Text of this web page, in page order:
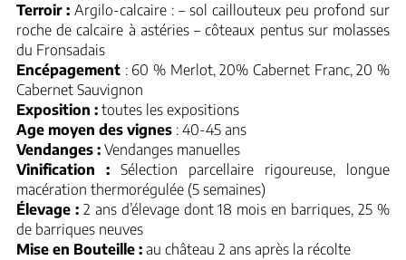
Terroir : Argilo-calcaire : – sol caillouteux peu profond sur
roche de calcaire à astéries – côteaux pentus sur molasses
du Fronsadais
Encépagement : 60 % Merlot, 20% Cabernet Franc, 20 %
Cabernet Sauvignon
Exposition : toutes les expositions
Age moyen des vignes: 40-45 ans
Vendanges :Vendanges manuelles
Vinification :Sélection parcellaire rigoureuse, longue
macération thermorégulée (5 semaines)
Élevage :2 ans d’élevage dont 18 mois en barriques, 25 %
de barriques neuves
Mise en Bouteille :au château 2 ans après la récolte